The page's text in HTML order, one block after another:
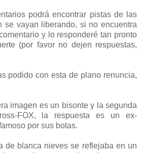
podrá encontrar pistas de las
se vayan liberando, si no encuentra
y lo responderé tan pronto
(por favor no dejen respuestas,
podido con esta de plano renuncia,
imagen es un bisonte y la segunda
FOX, la respuesta es un ex-
por sus botas.
de blanca nieves se reflejaba en un